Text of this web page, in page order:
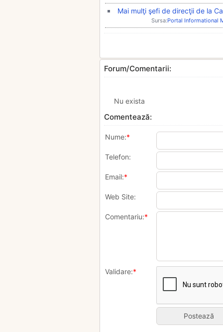
Mai mulţi şefi de direcţii de la
Sursa:Portal Informational
Forum/Comentarii:
Nu exista
Comentează:
Nume:*
Telefon:
Email:*
Web Site:
Comentariu:*
Validare:*